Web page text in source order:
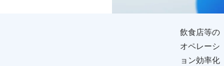
飲食店等の
オペレーシ
ョン効率化